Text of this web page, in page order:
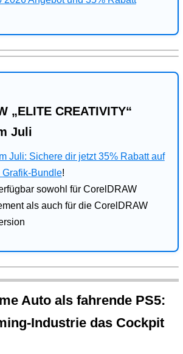
„ELITE CREATIVITY“
Juli
Juli: Sichere dir jetzt 35% Rabatt auf
Bundle!
sowohl für CorelDRAW
als auch für die CorelDRAW
Auto als fahrende PS5:
Industrie das Cockpit